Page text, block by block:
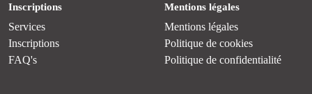
Inscriptions
Services
Inscriptions
FAQ's
Mentions légales
Mentions légales
Politique de cookies
Politique de confidentialité